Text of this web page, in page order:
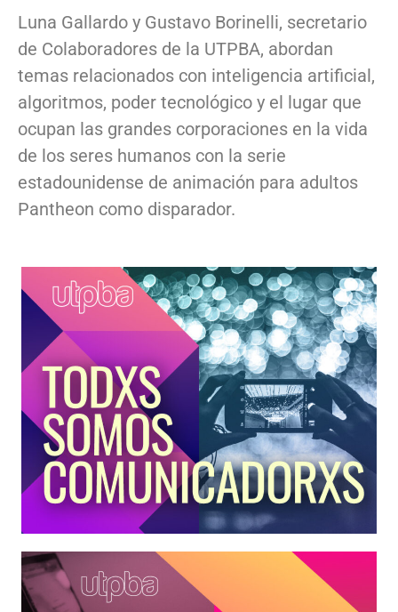
Luna Gallardo y Gustavo Borinelli, secretario
de Colaboradores de la UTPBA, abordan
temas relacionados con inteligencia artificial,
algoritmos, poder tecnológico y el lugar que
ocupan las grandes corporaciones en la vida
de los seres humanos con la serie
estadounidense de animación para adultos
Pantheon como disparador.